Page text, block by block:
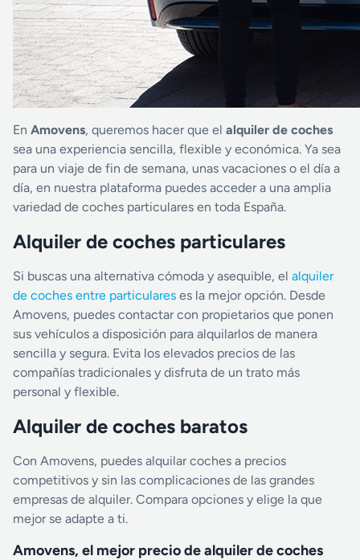
En Amovens, queremos hacer que el alquiler de coches
sea una experiencia sencilla, flexible y económica. Ya sea
para un viaje de fin de semana, unas vacaciones o el día a
día, en nuestra plataforma puedes acceder a una amplia
variedad de coches particulares en toda España.
Alquiler de coches particulares
Si buscas una alternativa cómoda y asequible, el alquiler
de coches entre particulares es la mejor opción. Desde
Amovens, puedes contactar con propietarios que ponen
sus vehículos a disposición para alquilarlos de manera
sencilla y segura. Evita los elevados precios de las
compañías tradicionales y disfruta de un trato más
personal y flexible.
Alquiler de coches baratos
Con Amovens, puedes alquilar coches a precios
competitivos y sin las complicaciones de las grandes
empresas de alquiler. Compara opciones y elige la que
mejor se adapte a ti.
Amovens, el mejor precio de alquiler de coches